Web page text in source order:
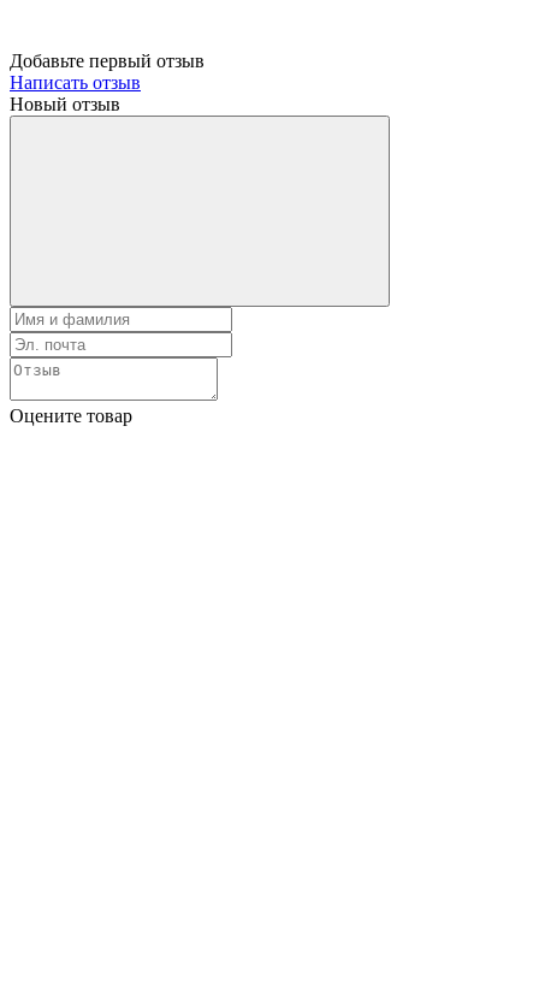
Добавьте первый отзыв
Написать отзыв
Новый отзыв
Оцените товар